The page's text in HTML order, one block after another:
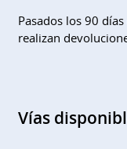
Pasados los 90
realizan
Vías